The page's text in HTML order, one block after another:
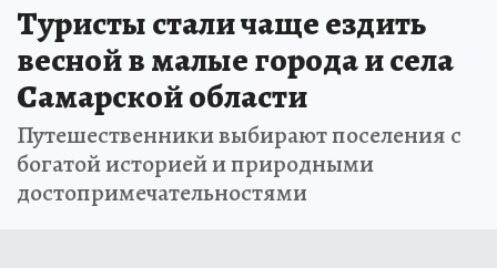
Туристы стали чаще ездить
весной в малые города и села
Самарской области
Путешественники выбирают поселения с
богатой историей и природными
достопримечательностями